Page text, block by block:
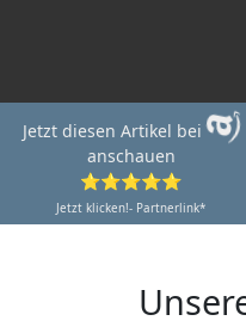
Jetzt diesen Artikel bei
anschauen
⭐⭐⭐⭐⭐
Jetzt klicken!- Partnerlink*